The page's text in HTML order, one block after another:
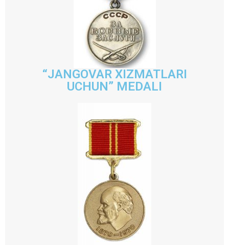
“JANGOVAR XIZMATLARI
UCHUN” MEDALI